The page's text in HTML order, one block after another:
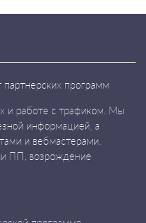
программ
и работе с трафиком. Мы
информацией, а
и вебмастерами.
ПП, возрождение